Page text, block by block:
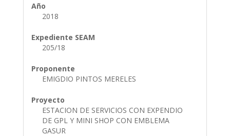
Año
2018
Expediente SEAM
205/18
Proponente
EMIGDIO PINTOS MERELES
Proyecto
ESTACION DE SERVICIOS CON EXPENDIO
DE GPL Y MINI SHOP CON EMBLEMA
GASUR